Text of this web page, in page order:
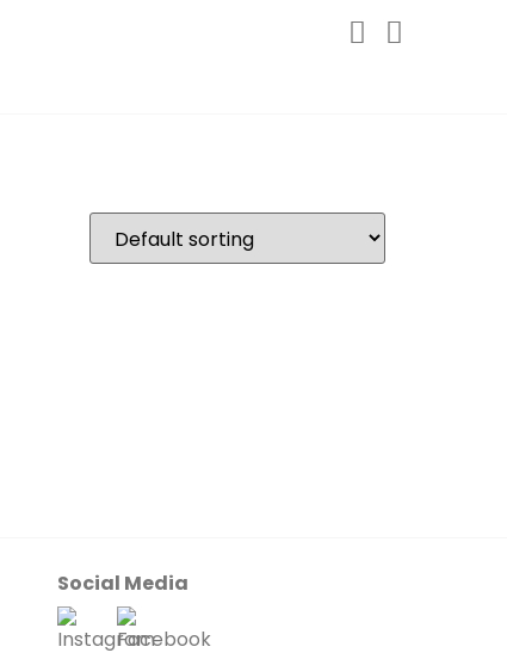
Social Media